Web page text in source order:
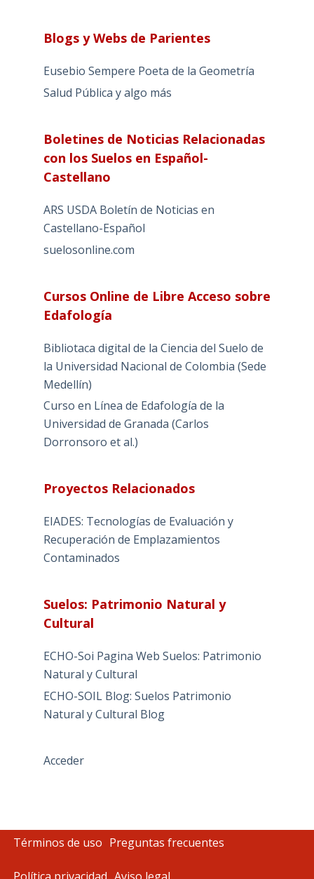
Blogs y Webs de Parientes
Eusebio Sempere Poeta de la Geometría
Salud Pública y algo más
Boletines de Noticias Relacionadas
con los Suelos en Español-
Castellano
ARS USDA Boletín de Noticias en
Castellano-Español
suelosonline.com
Cursos Online de Libre Acceso sobre
Edafología
Bibliotaca digital de la Ciencia del Suelo de
la Universidad Nacional de Colombia (Sede
Medellín)
Curso en Línea de Edafología de la
Universidad de Granada (Carlos
Dorronsoro et al.)
Proyectos Relacionados
EIADES: Tecnologías de Evaluación y
Recuperación de Emplazamientos
Contaminados
Suelos: Patrimonio Natural y
Cultural
ECHO-Soi Pagina Web Suelos: Patrimonio
Natural y Cultural
ECHO-SOIL Blog: Suelos Patrimonio
Natural y Cultural Blog
Acceder
Términos de uso Preguntas frecuentes